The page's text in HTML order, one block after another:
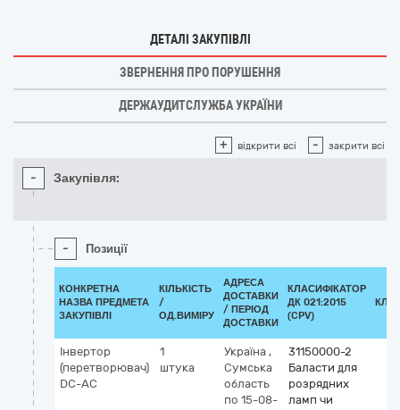
ДЕТАЛІ ЗАКУПІВЛІ
ЗВЕРНЕННЯ ПРО ПОРУШЕННЯ
ДЕРЖАУДИТСЛУЖБА УКРАЇНИ
+ відкрити всі - закрити всі
- Закупівля:
- Позиції
КОНКРЕТНА
НАЗВА ПРЕДМЕТА
ЗАКУПІВЛІ
КІЛЬКІСТЬ
/
ОД.ВИМІРУ
АДРЕСА
ДОСТАВКИ
/ ПЕРІОД
ДОСТАВКИ
КЛАСИФІКАТОР
ДК 021:2015
(CPV)
Інвертор
(перетворювач)
DC-AC
1
штука
Україна ,
Сумська
область
по 15-08-
31150000-2
Баласти для
розрядних
ламп чи